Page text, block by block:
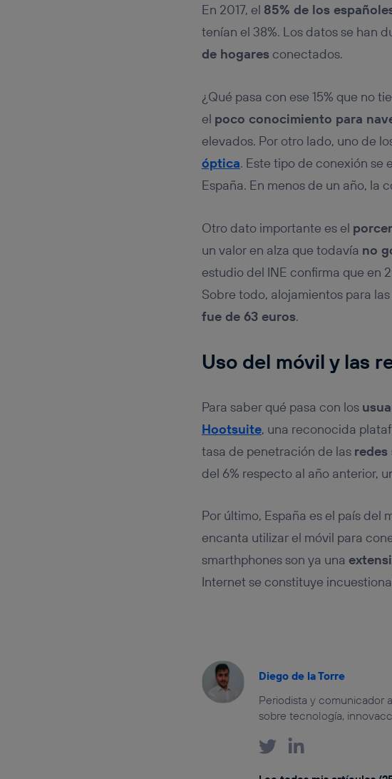
En 2017, el 85% de los
tenían el 38%. Los datos se han
de hogaresconectados.
¿Qué pasa con ese 15% que no
el poco conocimiento para
elevados. Por otro lado, uno de
óptica. Este tipo de conexión se
España. En menos de un año, la
Otro dato importante es el
un valor en alza que todavía no
estudio del INE confirma que en
Sobre todo, alojamientos para
fue de 63 euros.
Uso del móvil y las
Para saber qué pasa con los
Hootsuite, una reconocida
tasa de penetración de las redes
del 6% respecto al año anterior,
Por último, España es el país del
encanta utilizar el móvil para
smarthphones son ya una
Internet se constituye
Diego de la Torre
Periodista y comunicador
sobre tecnología,